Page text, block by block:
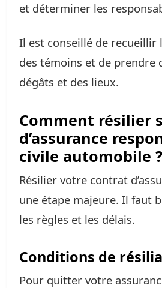
et déterminer les
Il est conseillé de recueillir
des témoins et de prendre
dégâts et des lieux.
Comment résilier
d’assurance
civile automobile ?
Résilier votre contrat
une étape majeure. Il faut
les règles et les délais.
Conditions de
Pour quitter votre